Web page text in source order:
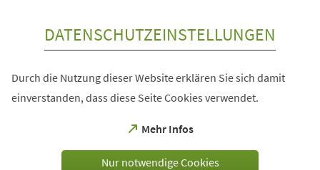
DATENSCHUTZEINSTELLUNGEN
Durch die Nutzung dieser Website erklären Sie sich damit
einverstanden, dass diese Seite Cookies verwendet.
Mehr Infos
(Öffnet
einem
Nur notwendige Cookies